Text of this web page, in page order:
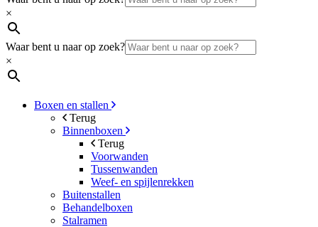
×
Waar bent u naar op zoek?
×
Boxen en stallen
Terug
Binnenboxen
Terug
Voorwanden
Tussenwanden
Weef- en spijlenrekken
Buitenstallen
Behandelboxen
Stalramen